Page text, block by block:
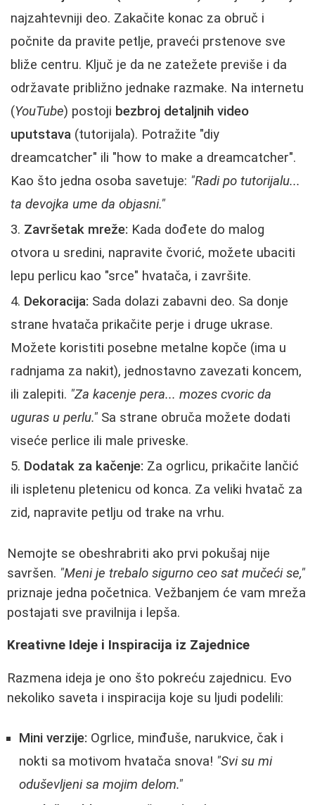
najzahtevniji deo. Zakačite konac za obruč i
počnite da pravite petlje, praveći prstenove sve
bliže centru. Ključ je da ne zatežete previše i da
održavate približno jednake razmake. Na internetu
(YouTube) postoji bezbroj detaljnih video
uputstava (tutorijala). Potražite "diy
dreamcatcher" ili "how to make a dreamcatcher".
Kao što jedna osoba savetuje: "Radi po tutorijalu...
ta devojka ume da objasni."
Završetak mreže: Kada dođete do malog
otvora u sredini, napravite čvorić, možete ubaciti
lepu perlicu kao "srce" hvatača, i završite.
Dekoracija: Sada dolazi zabavni deo. Sa donje
strane hvatača prikačite perje i druge ukrase.
Možete koristiti posebne metalne kopče (ima u
radnjama za nakit), jednostavno zavezati koncem,
ili zalepiti. "Za kacenje pera... mozes cvoric da
uguras u perlu." Sa strane obruča možete dodati
viseće perlice ili male priveske.
Dodatak za kačenje: Za ogrlicu, prikačite lančić
ili ispletenu pletenicu od konca. Za veliki hvatač za
zid, napravite petlju od trake na vrhu.
Nemojte se obeshrabriti ako prvi pokušaj nije
savršen. "Meni je trebalo sigurno ceo sat mučeći se,"
priznaje jedna početnica. Vežbanjem će vam mreža
postajati sve pravilnija i lepša.
Kreativne Ideje i Inspiracija iz Zajednice
Razmena ideja je ono što pokreću zajednicu. Evo
nekoliko saveta i inspiracija koje su ljudi podelili:
Mini verzije: Ogrlice, minđuše, narukvice, čak i
nokti sa motivom hvatača snova! "Svi su mi
oduševljeni sa mojim delom."